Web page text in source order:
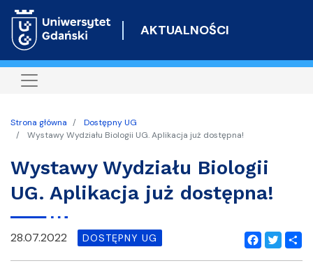
do
AKTUALNOŚCI
Strona główna
Dostępny UG
Wystawy Wydziału Biologii UG. Aplikacja już dostępna!
Wystawy Wydziału Biologii
UG. Aplikacja już dostępna!
Facebook
Twitter
28.07.2022 DOSTĘPNY UG